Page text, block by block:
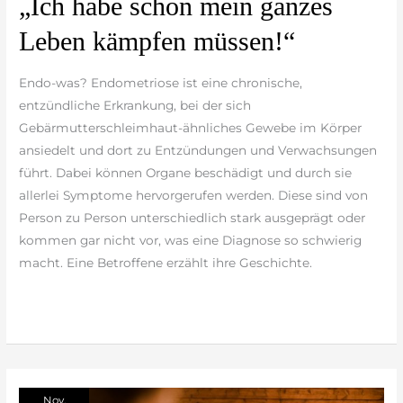
Leben kämpfen müssen!“
Endo-was? Endometriose ist eine chronische,
entzündliche Erkrankung, bei der sich
Gebärmutterschleimhaut-ähnliches Gewebe im Körper
ansiedelt und dort zu Entzündungen und Verwachsungen
führt. Dabei können Organe beschädigt und durch sie
allerlei Symptome hervorgerufen werden. Diese sind von
Person zu Person unterschiedlich stark ausgeprägt oder
kommen gar nicht vor, was eine Diagnose so schwierig
macht. Eine Betroffene erzählt ihre Geschichte.
habe
schon
ganzes
Leben
kämpfen
müssen!“